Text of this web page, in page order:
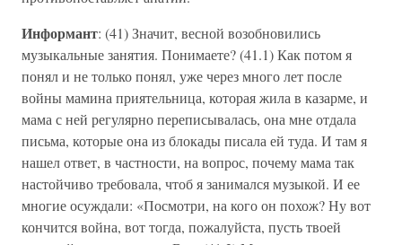
Информант: (41) Значит, весной возобновились
музыкальные занятия. Понимаете? (41.1) Как потом я
понял и не только понял, уже через много лет после
войны мамина приятельница, которая жила в казарме, и
мама с ней регулярно переписывалась, она мне отдала
письма, которые она из блокады писала ей туда. И там я
нашел ответ, в частности, на вопрос, почему мама так
настойчиво требовала, чтоб я занимался музыкой. И ее
многие осуждали: «Посмотри, на кого он похож? Ну вот
кончится война, вот тогда, пожалуйста, пусть твоей